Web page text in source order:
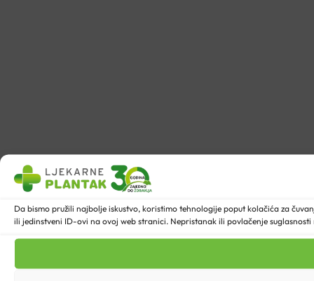
Da bismo pružili najbolje iskustvo, koristimo tehnologije poput kolačića za
ili jedinstveni ID-ovi na ovoj web stranici. Nepristanak ili povlačenje